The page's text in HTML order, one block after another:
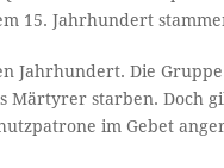
15. Jahrhundert
Jahrhundert. Die
starben. Doch
im Gebet